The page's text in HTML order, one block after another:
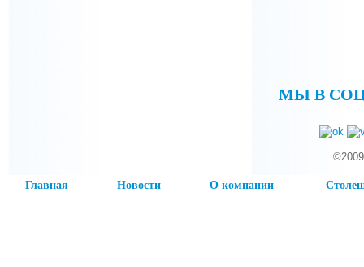
МЫ В
Главная Новости О компании